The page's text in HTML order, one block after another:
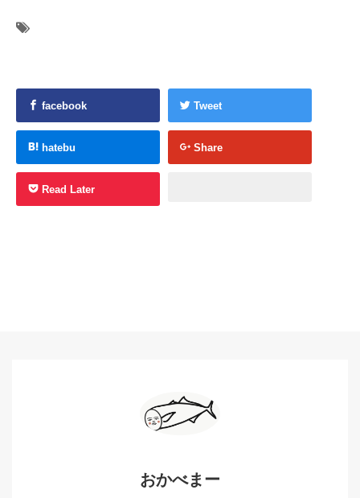
facebook Tweet
hatebu Share
Read Later
おかべまー